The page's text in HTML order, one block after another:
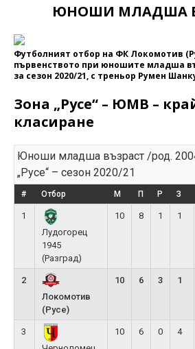
ЮНОШИ МЛАДША
Футболният отбор на ФК Локомотив
първенството при юношите младша
за сезон 2020/21, с треньор Румен
Зона „Русе“ – ЮМВ –
класиране
Юноши младша възраст /род.
„Русе“ – сезон 2020/21
# Отбор М П Р З
1
Лудогорец
1945
(Разград)
10 8 1 1
2
Локомотив
(Русе)
10 6 3 1
3
10 6 0 4